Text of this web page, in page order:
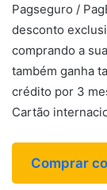
Pagseguro /
desconto
comprando a
também ganha
crédito por 3
Cartão
Comprar